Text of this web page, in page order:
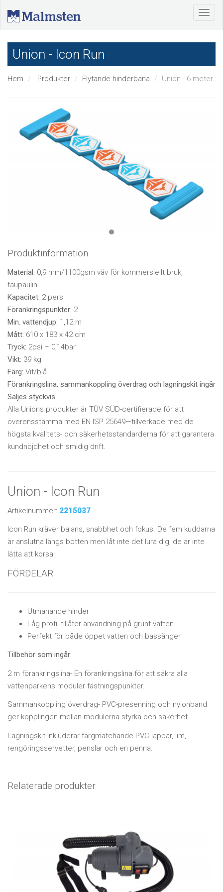
Union - Icon Run
Hem Produkter Flytande hinderbana Union - 6 meter
Produktinformation
Material: 0,9 mm/1100gsm väv för kommersiellt bruk,
taupaulin.
Kapacitet: 2 pers
Förankringspunkter: 2
Min. vattendjup: 1,12 m
Mått: 610 x 183 x 42 cm
Tryck: 2psi – 0,14bar
Vikt: 39 kg
Färg: Vit/blå
Förankringslina, sammankoppling överdrag och lagningskit ingår
Säljes styckvis
Alla Unions produkter är TÜV SÜD-certifierade för att
överensstämma med EN ISP 25649—tillverkade med de
högsta kvalitets- och säkerhetsstandarderna för att garantera
kundnöjdhet och smidig drift.
Union - Icon Run
Artikelnummer: 2215037
Icon Run kräver balans, snabbhet och fokus. De fem kuddarna
är anslutna längs botten men låt inte det lura dig, de är inte
lätta att korsa!
FÖRDELAR
Utmanande hinder
Låg profil tillåter användning på grunt vatten
Perfekt för både öppet vatten och bassänger
Tillbehör som ingår:
2 m förankringslina- En förankringslina för att säkra alla
vattenparkens moduler fästningspunkter.
Sammankoppling överdrag- PVC-presenning och nylonband
ger kopplingen mellan modulerna styrka och säkerhet.
Lagningskit-Inkluderar färgmatchande PVC-lappar, lim,
rengöringsservetter, penslar och en penna.
Relaterade produkter